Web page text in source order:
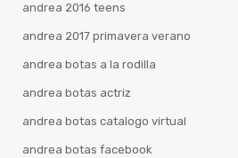
andrea 2016 teens
andrea 2017 primavera verano
andrea botas a la rodilla
andrea botas actriz
andrea botas catalogo virtual
andrea botas facebook